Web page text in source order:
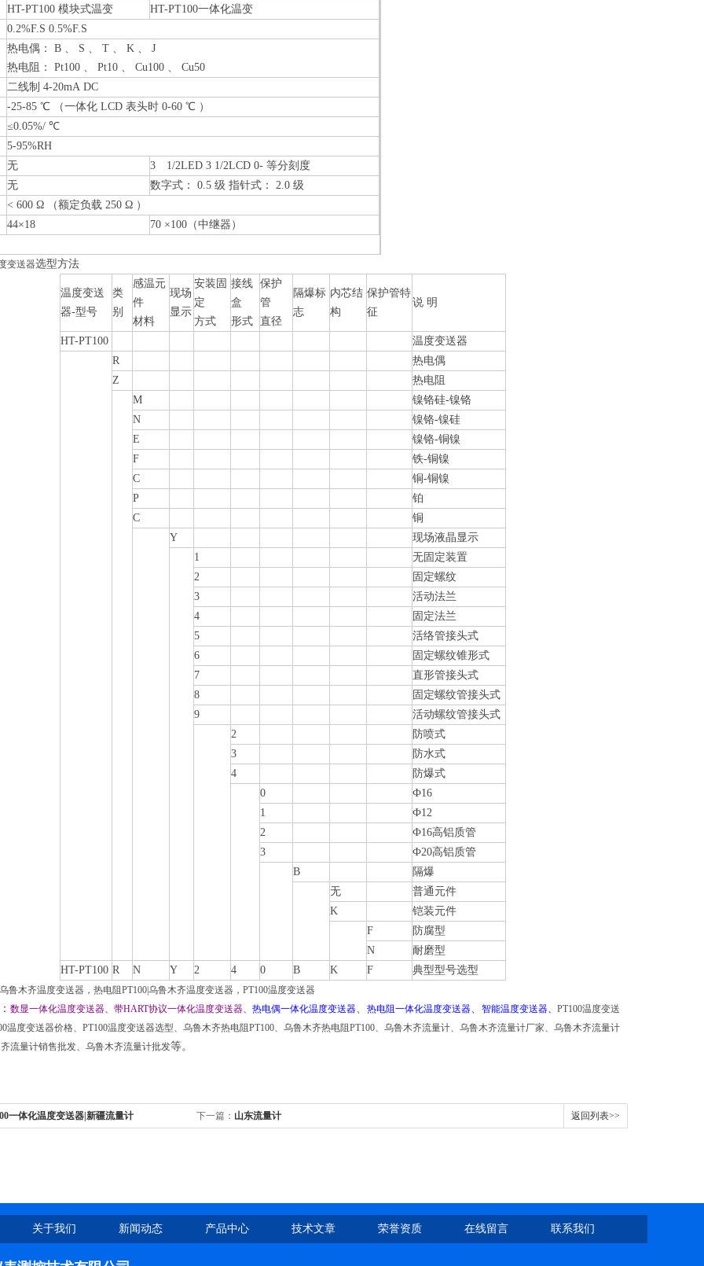
HT-PT100 模块式温变 HT-PT100一体化温变
0.2%F.S 0.5%F.S
热电偶： B 、 S 、 T 、 K 、 J
热电阻： Pt100 、 Pt10 、 Cu100 、 Cu50
二线制 4-20mA DC
-25-85 ℃ （一体化 LCD 表头时 0-60 ℃ ）
≤0.05%/ ℃
5-95%RH
无
3 1/2LED 3 1/2LCD 0- 等分刻度
无
数字式： 0.5 级 指针式： 2.0 级
< 600 Ω （额定负载 250 Ω ）
44×18 70 ×100（中继器）
变送器选型方法
温度变送
器-型号
类
别
感温元
件
材料
现场
显示
安装固
定
方式
接线
盒
形式
保护
管
直径
隔爆标
志
内芯结
构
保护管特
征
说 明
HT-PT100
温度变送器
R
热电偶
Z
热电阻
M
镍铬硅-镍铬
N
镍铬-镍硅
E
镍铬-铜镍
F
铁-铜镍
C
铜-铜镍
P
铂
C
铜
Y
现场液晶显示
1
无固定装置
2
固定螺纹
3
活动法兰
4
固定法兰
5
活络管接头式
6
固定螺纹锥形式
7
直形管接头式
8
固定螺纹管接头式
9
活动螺纹管接头式
2
防喷式
3
防水式
4
防爆式
0
Ф16
1
Ф12
2
Ф16高铝质管
3
Ф20高铝质管
B
隔爆
无
普通元件
K
铠装元件
F
防腐型
N
耐磨型
HT-PT100 R N Y 2 4 0 B K F 典型型号选型
鲁木齐温度变送器，热电阻PT100|乌鲁木齐温度变送器，PT100温度变送器
数显一体化温度变送器、带HART协议一体化温度变送器、 热电偶一体化温度变送器、 热电阻一体化温度变送器、 智能温度变送器、 PT100温度变送
温度变送器价格、PT100温度变送器选型、乌鲁木齐热电阻PT100、乌鲁木齐热电阻PT100、乌鲁木齐流量计、乌鲁木齐流量计厂家、乌鲁木齐流量计
流量计销售批发、乌鲁木齐流量计批发等。
一体化温度变送器|新疆流量计 下一篇： 山东流量计 返回列表>>
关于我们 新闻动态 产品中心 技术文章 荣誉资质 在线留言 联系我们